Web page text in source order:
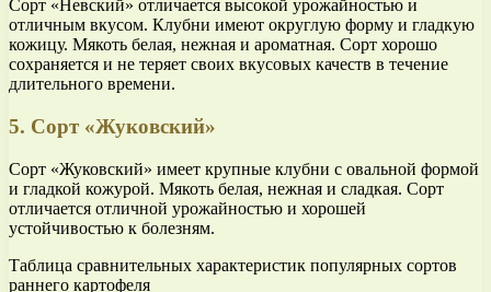
Сорт «Невский» отличается высокой урожайностью и
отличным вкусом. Клубни имеют округлую форму и гладкую
кожицу. Мякоть белая, нежная и ароматная. Сорт хорошо
сохраняется и не теряет своих вкусовых качеств в течение
длительного времени.
5. Сорт «Жуковский»
Сорт «Жуковский» имеет крупные клубни с овальной формой
и гладкой кожурой. Мякоть белая, нежная и сладкая. Сорт
отличается отличной урожайностью и хорошей
устойчивостью к болезням.
Таблица сравнительных характеристик популярных сортов
раннего картофеля